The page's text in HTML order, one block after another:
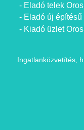
- Eladó telek
- Eladó új
- Kiadó üzlet
Ingatlanközvetítés,